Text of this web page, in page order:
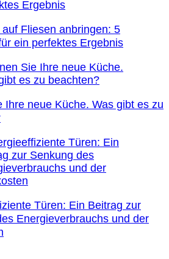
Fliesen anbringen: 5
ein perfektes Ergebnis
Ihre neue Küche. Was gibt es zu
Türen: Ein Beitrag zur
Energieverbrauchs und der